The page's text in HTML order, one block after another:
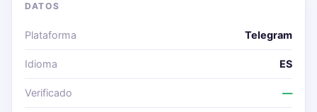
DATOS
Plataforma Telegram
Idioma ES
Verificado —